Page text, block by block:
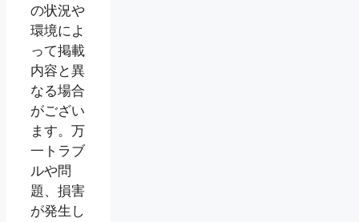
の状況や
環境によ
って掲載
内容と異
なる場合
がござい
ます。万
一トラブ
ルや問
題、損害
が発生し